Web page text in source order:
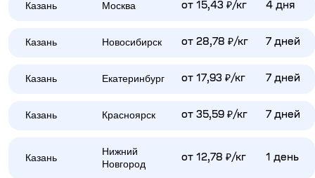
Казань Москва от 15,43 ₽/кг 4 дня
Казань Новосибирск от 28,78 ₽/кг 7 дней
Казань Екатеринбург от 17,93 ₽/кг 7 дней
Казань Красноярск от 35,59 ₽/кг 7 дней
Казань
Нижний
Новгород
от 12,78 ₽/кг 1 день